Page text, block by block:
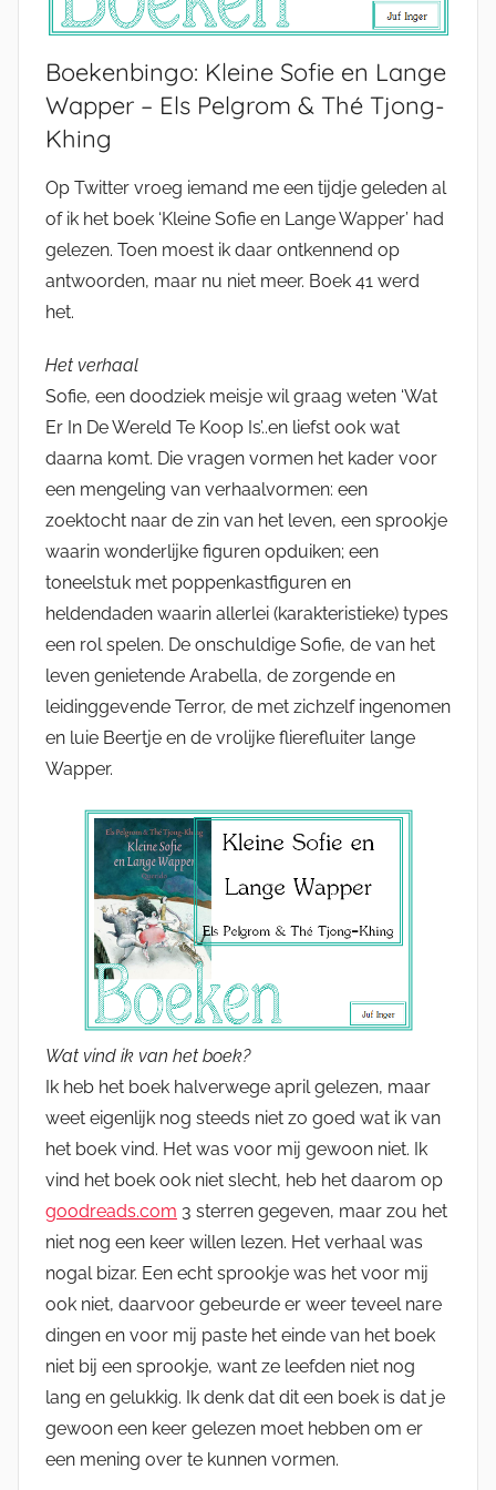
Boekenbingo: Kleine Sofie en Lange
Wapper – Els Pelgrom & Thé Tjong-
Khing
Op Twitter vroeg iemand me een tijdje geleden al
of ik het boek ‘Kleine Sofie en Lange Wapper’ had
gelezen. Toen moest ik daar ontkennend op
antwoorden, maar nu niet meer. Boek 41 werd
het.
Het verhaal
Sofie, een doodziek meisje wil graag weten ‘Wat
Er In De Wereld Te Koop Is’..en liefst ook wat
daarna komt. Die vragen vormen het kader voor
een mengeling van verhaalvormen: een
zoektocht naar de zin van het leven, een sprookje
waarin wonderlijke figuren opduiken; een
toneelstuk met poppenkastfiguren en
heldendaden waarin allerlei (karakteristieke) types
een rol spelen. De onschuldige Sofie, de van het
leven genietende Arabella, de zorgende en
leidinggevende Terror, de met zichzelf ingenomen
en luie Beertje en de vrolijke flierefluiter lange
Wapper.
Wat vind ik van het boek?
Ik heb het boek halverwege april gelezen, maar
weet eigenlijk nog steeds niet zo goed wat ik van
het boek vind. Het was voor mij gewoon niet. Ik
vind het boek ook niet slecht, heb het daarom op
goodreads.com 3 sterren gegeven, maar zou het
niet nog een keer willen lezen. Het verhaal was
nogal bizar. Een echt sprookje was het voor mij
ook niet, daarvoor gebeurde er weer teveel nare
dingen en voor mij paste het einde van het boek
niet bij een sprookje, want ze leefden niet nog
lang en gelukkig. Ik denk dat dit een boek is dat je
gewoon een keer gelezen moet hebben om er
een mening over te kunnen vormen.